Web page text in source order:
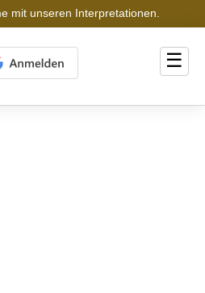
mit unseren Interpretationen.
☰